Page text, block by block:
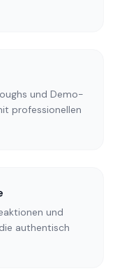
und Demo-
professionellen
und
authentisch